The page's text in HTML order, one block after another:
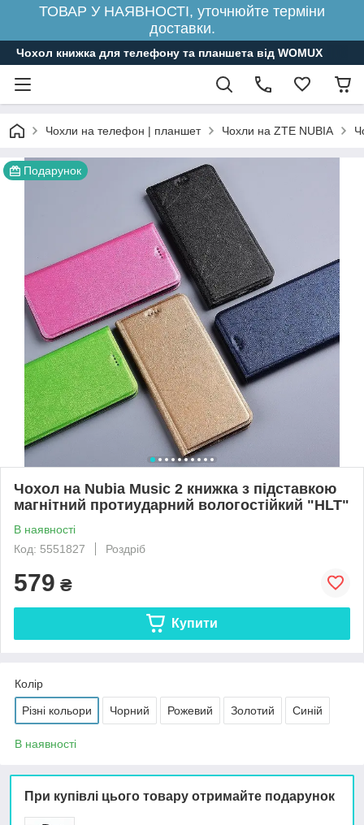
ТОВАР У НАЯВНОСТІ, уточнюйте терміни
доставки.
Чохол книжка для телефону та планшета від WOMUX
Чохли на телефон | планшет Чохли на ZTE NUBIA
Подарунок
Чохол на Nubia Music 2 книжка з підставкою
магнітний протиударний вологостійкий "HLT"
В наявності
Код: 5551827
Роздріб
579 ₴
Купити
Колір
Різні кольори Чорний Рожевий Золотий Синій
В наявності
При купівлі цього товару отримайте подарунок